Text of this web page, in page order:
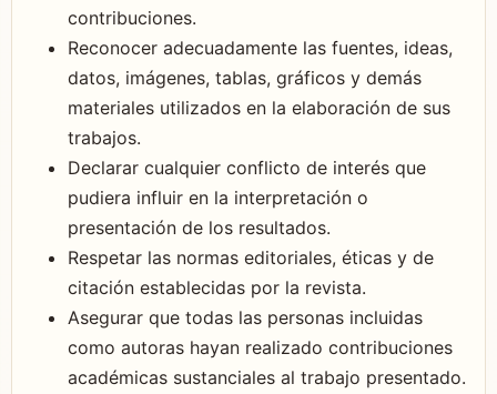
contribuciones.
Reconocer adecuadamente las fuentes, ideas,
datos, imágenes, tablas, gráficos y demás
materiales utilizados en la elaboración de sus
trabajos.
Declarar cualquier conflicto de interés que
pudiera influir en la interpretación o
presentación de los resultados.
Respetar las normas editoriales, éticas y de
citación establecidas por la revista.
Asegurar que todas las personas incluidas
como autoras hayan realizado contribuciones
académicas sustanciales al trabajo presentado.